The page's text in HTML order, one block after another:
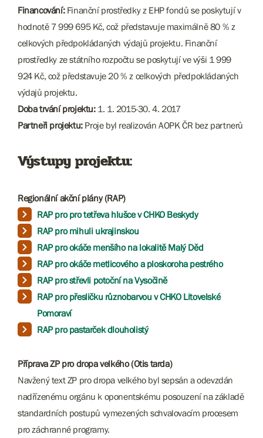
Financování: Finanční prostředky z EHP fondů se poskytují v
hodnotě 7 999 695 Kč, což představuje maximálně 80 % z
celkových předpokládaných výdajů projektu. Finanční
prostředky ze státního rozpočtu se poskytují ve výši 1 999
924 Kč, což představuje 20 % z celkových předpokládaných
výdajů projektu.
Doba trvání projektu:1. 1. 2015-30. 4. 2017
Partneři projektu: Proje byl realizován AOPK ČR bez partnerů​​
Výstupy projektu:
Regionální akční plány (RAP)
RAP pro pro tetřeva hlušce v CHKO Beskydy
RAP pro mihuli ukrajinskou
RAP pro okáče menšího na lokalitě Malý Děd
RAP pro okáče metlicového a ploskoroha pestrého
RAP pro střevli potoční na Vysočině
RAP pro přesličku různobarvou v CHKO Litovelské
Pomoraví
RAP pro pastarček dlouholistý
Příprava ZP pro dropa velkého (Otis tarda)
Navžený text ZP pro dropa velkého byl sepsán a odevzdán
nadřízenému orgánu k oponentskému posouzení na základě
standardních postupů vymezených schvalovacím procesem
pro záchranné programy.